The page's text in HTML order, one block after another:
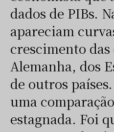
dados de PIBs.
apareciam
crescimento
Alemanha, dos
de outros
uma
estagnada. Foi